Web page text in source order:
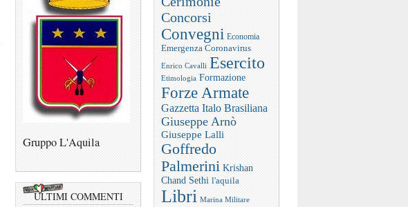
Gruppo L'Aquila
ULTIMI COMMENTI
Concorsi
Convegni Economia
Emergenza Coronavirus
Enrico Cavalli Esercito
Etimologia Formazione
Forze Armate
Gazzetta Italo Brasiliana
Giuseppe Arnò
Giuseppe Lalli
Goffredo
Palmerini Krishan
Chand Sethi l'aquila
Libri Marina Militare